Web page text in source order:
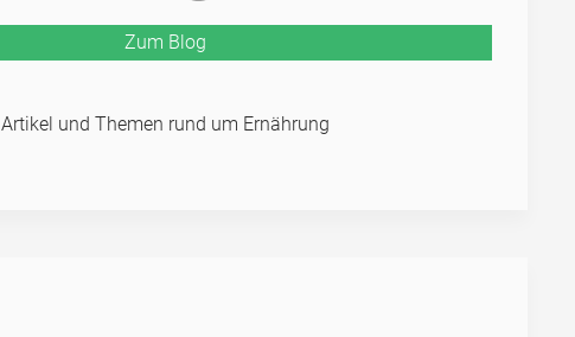
Zum Blog
Artikel und Themen rund um Ernährung